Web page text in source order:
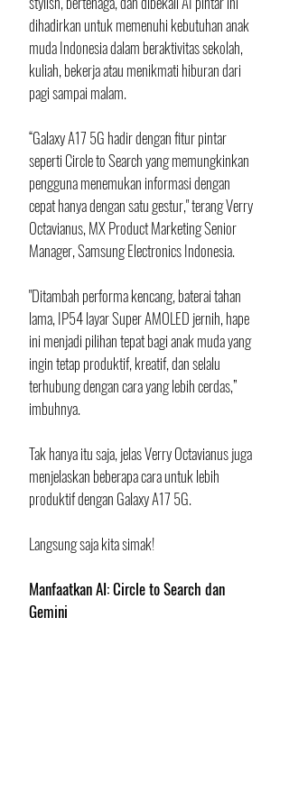
dihadirkan untuk memenuhi kebutuhan anak
muda Indonesia dalam beraktivitas sekolah,
kuliah, bekerja atau menikmati hiburan dari
pagi sampai malam.
“Galaxy A17 5G hadir dengan fitur pintar
seperti Circle to Search yang memungkinkan
pengguna menemukan informasi dengan
cepat hanya dengan satu gestur," terang Verry
Octavianus, MX Product Marketing Senior
Manager, Samsung Electronics Indonesia.
"Ditambah performa kencang, baterai tahan
lama, IP54 layar Super AMOLED jernih, hape
ini menjadi pilihan tepat bagi anak muda yang
ingin tetap produktif, kreatif, dan selalu
terhubung dengan cara yang lebih cerdas,”
imbuhnya.
Tak hanya itu saja, jelas Verry Octavianus juga
menjelaskan beberapa cara untuk lebih
produktif dengan Galaxy A17 5G.
Langsung saja kita simak!
Manfaatkan AI: Circle to Search dan
Gemini